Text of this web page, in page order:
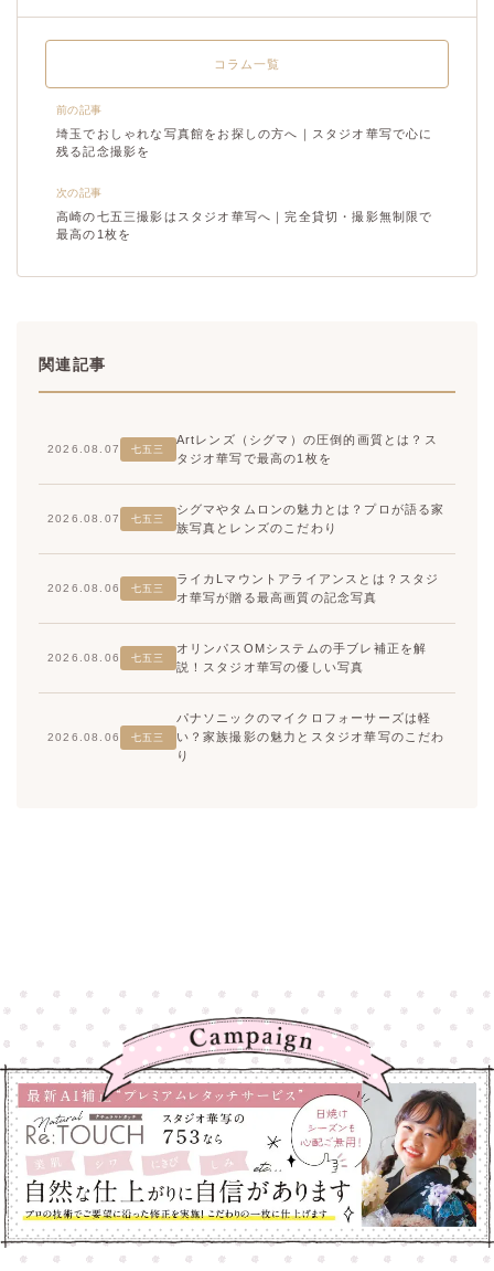
前の記事
埼玉でおしゃれな写真館をお探しの方へ｜スタジオ華写で心に
残る記念撮影を
コラム一覧
次の記事
高崎の七五三撮影はスタジオ華写へ｜完全貸切・撮影無制限で
最高の1枚を
関連記事
2026.08.07 七五三
Artレンズ（シグマ）の圧倒的画質とは？ス
タジオ華写で最高の1枚を
2026.08.07 七五三
シグマやタムロンの魅力とは？プロが語る家
族写真とレンズのこだわり
2026.08.06 七五三
ライカLマウントアライアンスとは？スタジ
オ華写が贈る最高画質の記念写真
2026.08.06 七五三
オリンパスOMシステムの手ブレ補正を解
説！スタジオ華写の優しい写真
2026.08.06 七五三
パナソニックのマイクロフォーサーズは軽
い？家族撮影の魅力とスタジオ華写のこだわ
り